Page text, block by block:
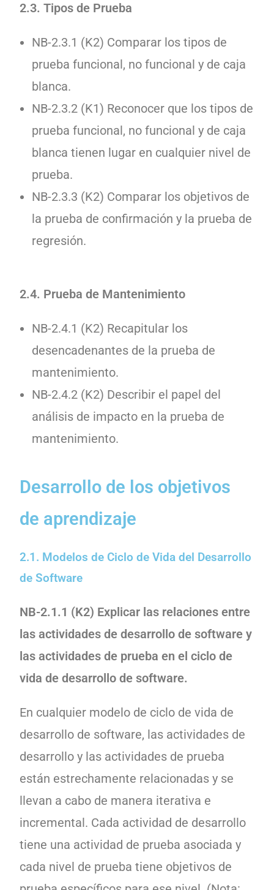
2.3. Tipos de Prueba
NB-2.3.1 (K2) Comparar los tipos de
prueba funcional, no funcional y de caja
blanca.
NB-2.3.2 (K1) Reconocer que los tipos de
prueba funcional, no funcional y de caja
blanca tienen lugar en cualquier nivel de
prueba.
NB-2.3.3 (K2) Comparar los objetivos de
la prueba de confirmación y la prueba de
regresión.
2.4. Prueba de Mantenimiento
NB-2.4.1 (K2) Recapitular los
desencadenantes de la prueba de
mantenimiento.
NB-2.4.2 (K2) Describir el papel del
análisis de impacto en la prueba de
mantenimiento.
Desarrollo de los objetivos
de aprendizaje
2.1. Modelos de Ciclo de Vida del Desarrollo
de Software
NB-2.1.1 (K2) Explicar las relaciones entre
las actividades de desarrollo de software y
las actividades de prueba en el ciclo de
vida de desarrollo de software.
En cualquier modelo de ciclo de vida de
desarrollo de software, las actividades de
desarrollo y las actividades de prueba
están estrechamente relacionadas y se
llevan a cabo de manera iterativa e
incremental. Cada actividad de desarrollo
tiene una actividad de prueba asociada y
cada nivel de prueba tiene objetivos de